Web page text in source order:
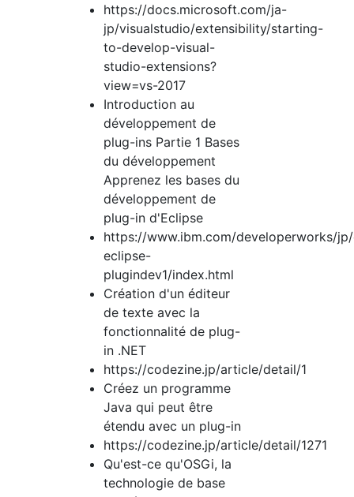
https://docs.microsoft.com/ja-
jp/visualstudio/extensibility/starting-
to-develop-visual-
studio-extensions?
view=vs-2017
Introduction au
développement de
plug-ins Partie 1 Bases
du développement
Apprenez les bases du
développement de
plug-in d'Eclipse
https://www.ibm.com/developerworks/
eclipse-
plugindev1/index.html
Création d'un éditeur
de texte avec la
fonctionnalité de plug-
in .NET
https://codezine.jp/article/detail/1
Créez un programme
Java qui peut être
étendu avec un plug-in
https://codezine.jp/article/detail/1271
Qu'est-ce qu'OSGi, la
technologie de base